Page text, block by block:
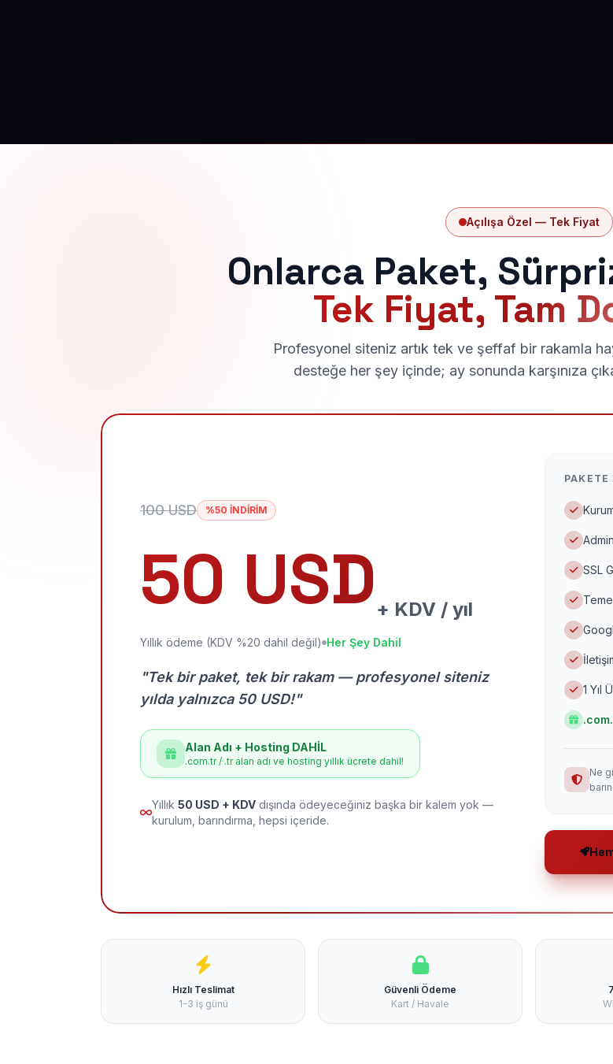
Açılışa Özel — Tek Fiyat
Onlarca Paket,
Tek Fiyat, Tam
Profesyonel siteniz artık tek ve şeffaf bir rakamla
desteğe her şey içinde; ay sonunda karşınıza
100 USD %50 İNDİRİM
50 USD + KDV / yıl
Yıllık ödeme (KDV %20 dahil değil) Her Şey Dahil
"Tek bir paket, tek bir rakam — profesyonel siteniz
yılda yalnızca 50 USD!"
Alan Adı + Hosting DAHİL
.com.tr / .tr alan adı ve hosting yıllık ücrete dahil!
Yıllık 50 USD + KDV dışında ödeyeceğiniz başka bir kalem yok —
kurulum, barındırma, hepsi içeride.
PAKETE
SSL
1 Yıl
Ne
Hızlı Teslimat
1-3 iş günü
Güvenli Ödeme
Kart / Havale